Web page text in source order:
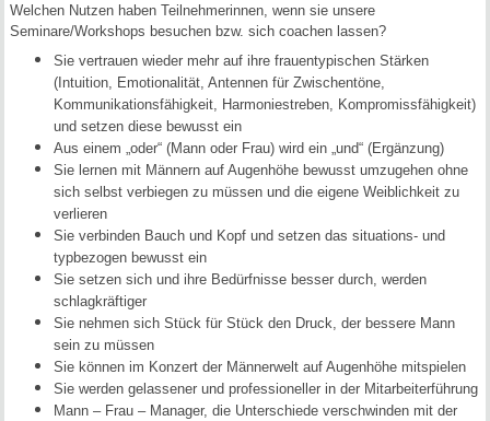
Welchen Nutzen haben Teilnehmerinnen, wenn sie unsere
Seminare/Workshops besuchen bzw. sich coachen lassen?
Sie vertrauen wieder mehr auf ihre frauentypischen Stärken
(Intuition, Emotionalität, Antennen für Zwischentöne,
Kommunikationsfähigkeit, Harmoniestreben, Kompromissfähigkeit)
und setzen diese bewusst ein
Aus einem „oder“ (Mann oder Frau) wird ein „und“ (Ergänzung)
Sie lernen mit Männern auf Augenhöhe bewusst umzugehen ohne
sich selbst verbiegen zu müssen und die eigene Weiblichkeit zu
verlieren
Sie verbinden Bauch und Kopf und setzen das situations- und
typbezogen bewusst ein
Sie setzen sich und ihre Bedürfnisse besser durch, werden
schlagkräftiger
Sie nehmen sich Stück für Stück den Druck, der bessere Mann
sein zu müssen
Sie können im Konzert der Männerwelt auf Augenhöhe mitspielen
Sie werden gelassener und professioneller in der Mitarbeiterführung
Mann – Frau – Manager, die Unterschiede verschwinden mit der